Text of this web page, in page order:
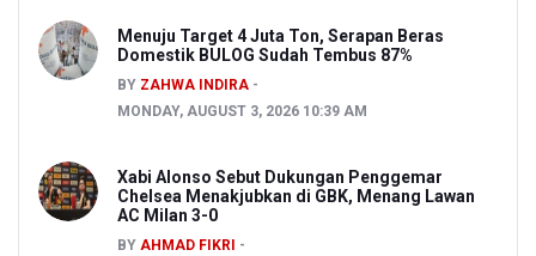
Menuju Target 4 Juta Ton, Serapan Beras
Domestik BULOG Sudah Tembus 87%
BY ZAHWA INDIRA
MONDAY, AUGUST 3, 2026 10:39 AM
Xabi Alonso Sebut Dukungan Penggemar
Chelsea Menakjubkan di GBK, Menang Lawan
AC Milan 3-0
BY AHMAD FIKRI